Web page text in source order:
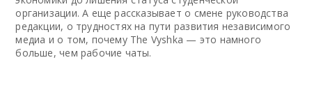
организации. А еще рассказывает о смене руководства
редакции, о трудностях на пути развития независимого
медиа и о том, почему The Vyshka — это намного
больше, чем рабочие чаты.